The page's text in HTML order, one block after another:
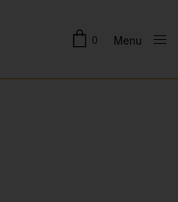
0 Menu